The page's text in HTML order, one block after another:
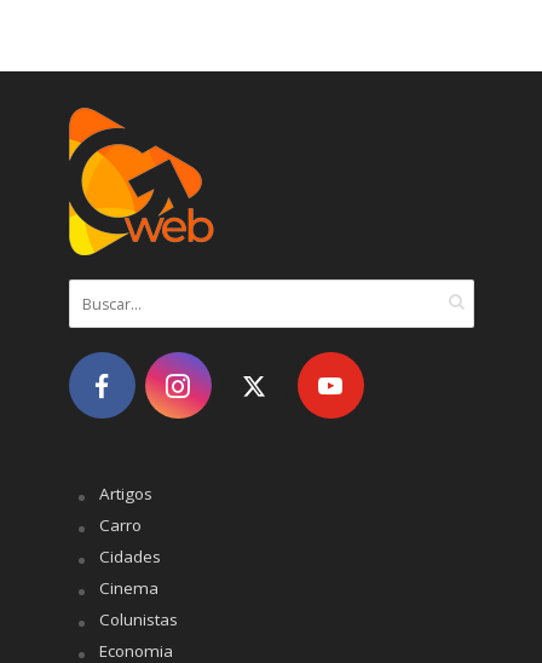
Artigos
Carro
Cidades
Cinema
Colunistas
Economia